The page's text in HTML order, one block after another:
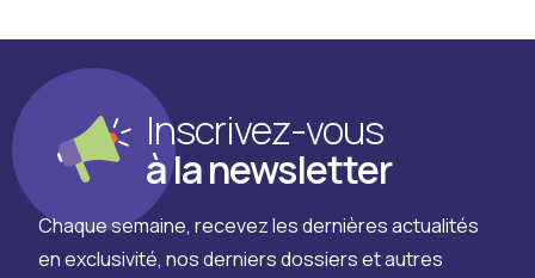
Inscrivez-vous
à la newsletter
Chaque semaine, recevez les dernières actualités
en exclusivité, nos derniers dossiers et autres